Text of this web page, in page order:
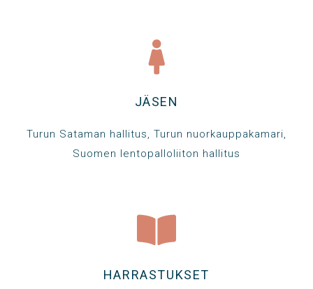
JÄSEN
Turun Sataman hallitus, Turun nuorkauppakamari,
Suomen lentopalloliiton hallitus
HARRASTUKSET